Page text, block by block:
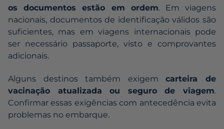
os documentos estão em ordem. Em viagens
nacionais, documentos de identificação válidos são
suficientes, mas em viagens internacionais pode
ser necessário passaporte, visto e comprovantes
adicionais.
Alguns destinos também exigemcarteira de
vacinação atualizada ou seguro de viagem.
Confirmar essas exigências com antecedência evita
problemas no embarque.